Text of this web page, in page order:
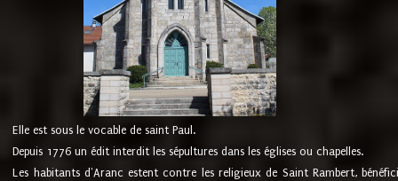
Elle est sous le vocable de saint Paul.
Depuis 1776 un édit interdit les sépultures dans les églises ou chapelles.
Les habitants d'Aranc estent contre les religieux de Saint Rambert,